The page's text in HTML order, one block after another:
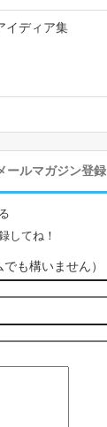
イディア集
ールマガジン登録
してね！
も構いません）